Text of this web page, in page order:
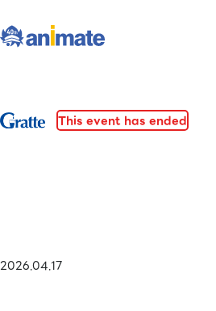
This event has ended
2026.04.17